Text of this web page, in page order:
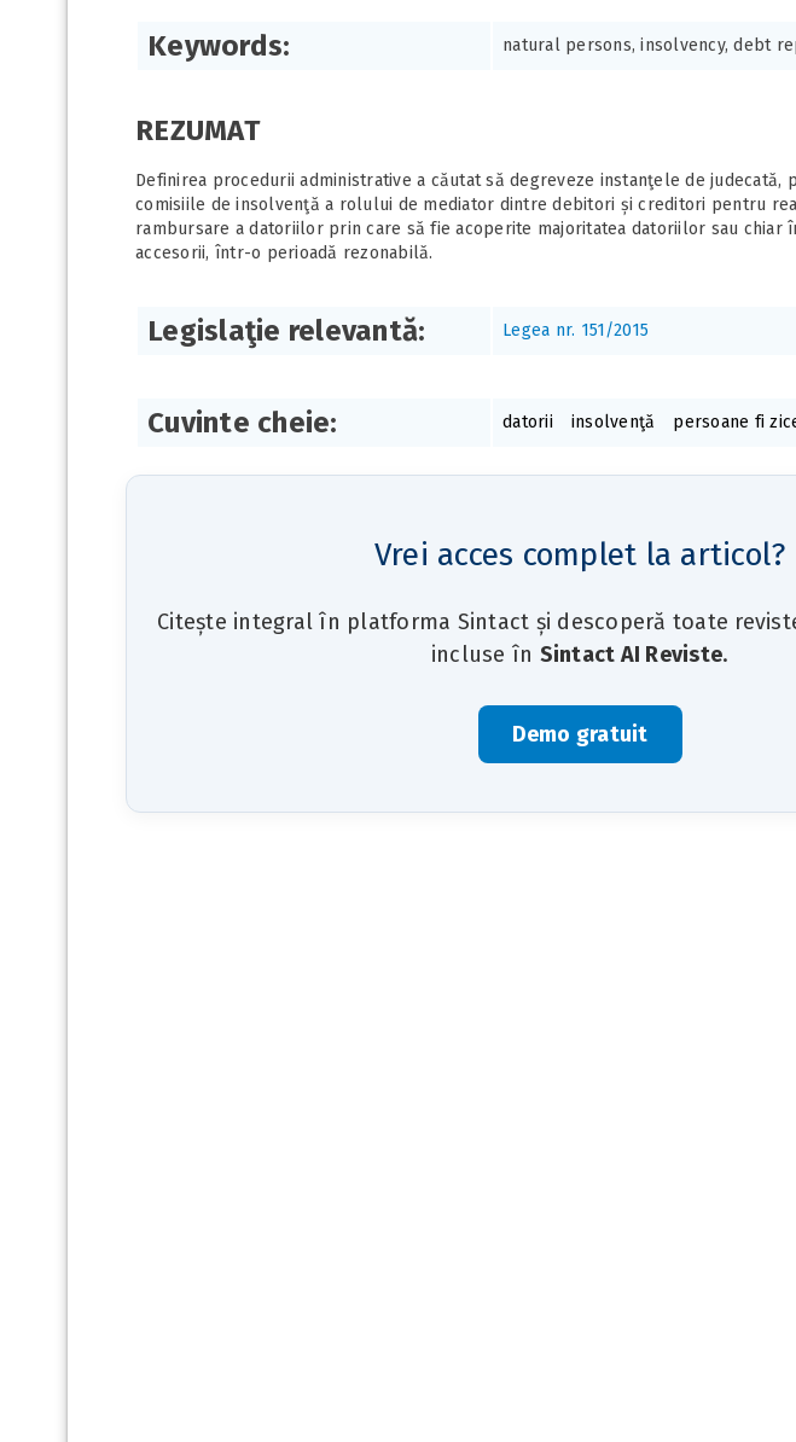
Keywords: natural persons, insolvency, debt
REZUMAT
Definirea procedurii administrative a căutat să degreveze instanţele de judecată,
comisiile de insolvenţă a rolului de mediator dintre debitori și creditori pentru
rambursare a datoriilor prin care să fie acoperite majoritatea datoriilor sau chiar
accesorii, într-o perioadă rezonabilă.
Legislaţie relevantă: Legea nr. 151/2015
Cuvinte cheie: datorii insolvenţă persoane fi
Vrei acces complet la articol?
Citește integral în platforma Sintact și descoperă toate
incluse în Sintact AI Reviste.
Demo gratuit